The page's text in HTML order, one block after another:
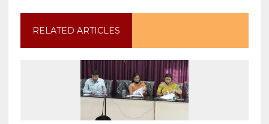
RELATED ARTICLES